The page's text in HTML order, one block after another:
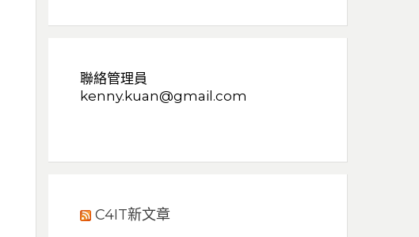
聯絡管理員
kenny.kuan@gmail.com
C4IT新文章